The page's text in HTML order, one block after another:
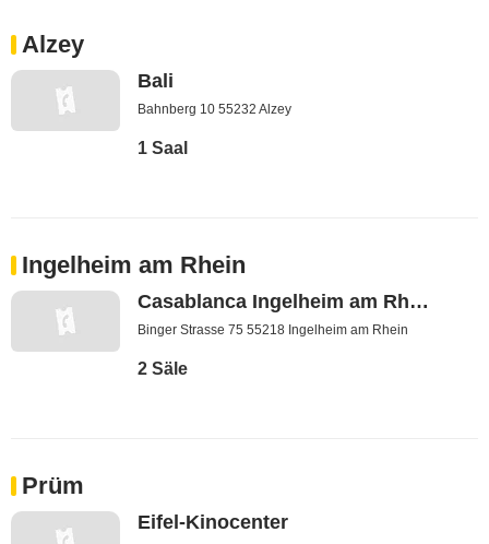
Alzey
Bali
Bahnberg 10 55232 Alzey
1 Saal
Ingelheim am Rhein
Casablanca Ingelheim am Rhein
Binger Strasse 75 55218 Ingelheim am Rhein
2 Säle
Prüm
Eifel-Kinocenter